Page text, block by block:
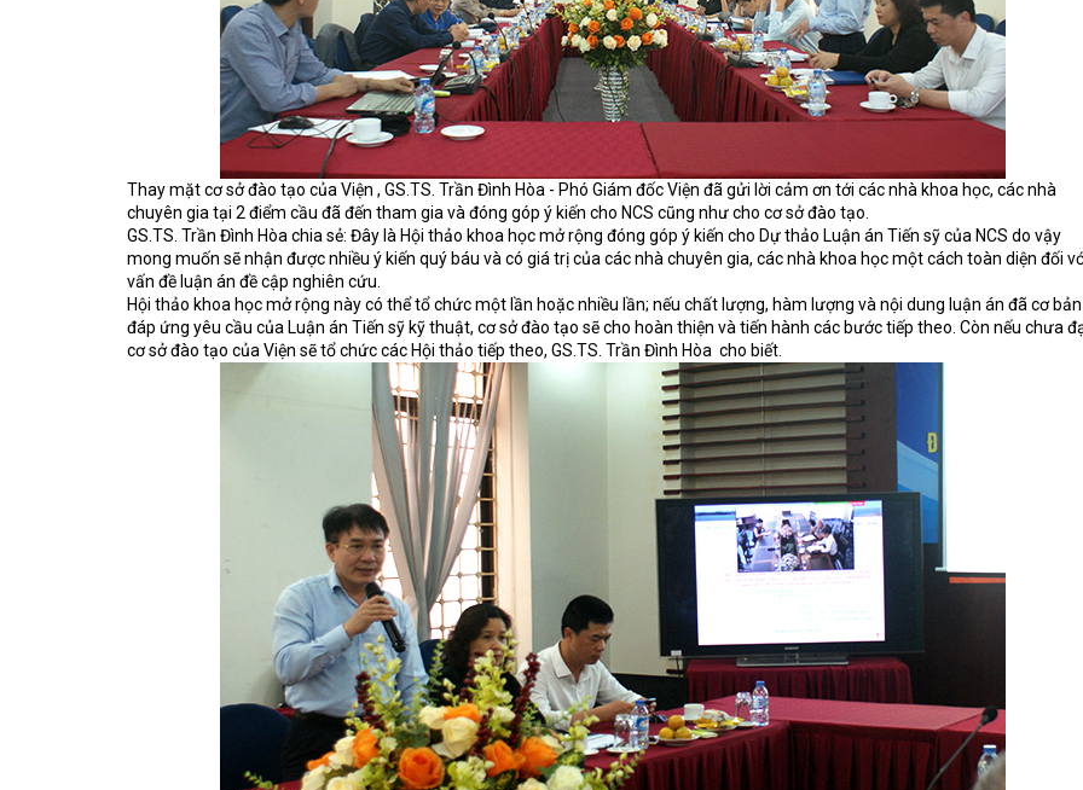
Thay mặt cơ sở đào tạo của Viện , GS.TS. Trần Đình Hòa - Phó Giám đốc Viện đã gửi lời cảm ơn tới các nhà khoa học, các nhà
chuyên gia tại 2 điểm cầu đã đến tham gia và đóng góp ý kiến cho NCS cũng như cho cơ sở đào tạo.
GS.TS. Trần Đình Hòa chia sẻ: Đây là Hội thảo khoa học mở rộng đóng góp ý kiến cho Dự thảo Luận án Tiến sỹ của NCS do vậy
mong muốn sẽ nhận được nhiều ý kiến quý báu và có giá trị của các nhà chuyên gia, các nhà khoa học một cách toàn diện đối
vấn đề luận án đề cập nghiên cứu.
Hội thảo khoa học mở rộng này có thể tổ chức một lần hoặc nhiều lần; nếu chất lượng, hàm lượng và nội dung luận án đã cơ bản
đáp ứng yêu cầu của Luận án Tiến sỹ kỹ thuật, cơ sở đào tạo sẽ cho hoàn thiện và tiến hành các bước tiếp theo. Còn nếu chưa
cơ sở đào tạo của Viện sẽ tổ chức các Hội thảo tiếp theo, GS.TS. Trần Đình Hòa cho biết.